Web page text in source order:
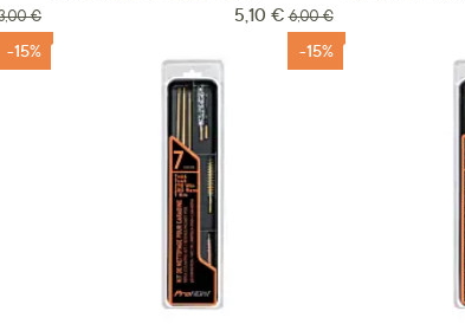
normal
€ Prix Spécial
5,10 € Prix normal
6,00 €
-15% -15%